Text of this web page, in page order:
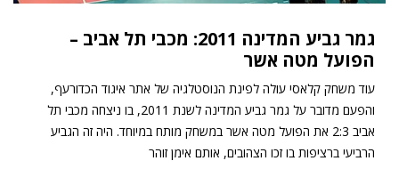
גמר גביע המדינה 2011: מכבי תל אביב –
הפועל מטה אשר
עוד משחק קלאסי עולה לפינת הנוסטלגיה של אתר איגוד הכדורעף,
והפעם מדובר על גמר גביע המדינה לשנת 2011, בו ניצחה מכבי תל
אביב 2:3 את הפועל מטה אשר במשחק מותח במיוחד. היה זה הגביע
הרביעי ברציפות בו זכו הצהובים, אותם אימן זוהר